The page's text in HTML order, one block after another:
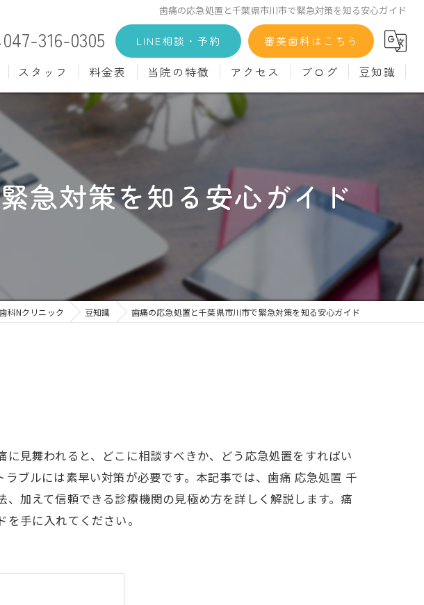
歯痛の応急処置と千葉県市川市で緊急対策を知る安心ガイド
047-316-0305 LINE相談・予約 審美歯科はこちら
予防歯科
入れ歯(義歯)
歯周病治療
グ 歯科検診
親知らず
子どもの矯正
スタッフ 料金表
材料詳細
自費診療料金
当院の特徴
マウスピース矯正
インプラント
セラミック
クリーニング
施設基準
アクセス ブログ 豆知識
急対策を知る安心ガイド
科Nクリニック 豆知識 歯痛の応急処置と千葉県市川市で緊急対策を知る安心ガイド
見舞われると、どこに相談すべきか、どう応急処置をすればい
ブルには素早い対策が必要です。本記事では、歯痛 応急処置 千
加えて信頼できる診療機関の見極め方を詳しく解説します。痛
手に入れてください。